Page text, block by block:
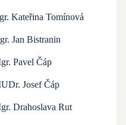
Tomínová
Bistranin
Čáp
Čáp
Rut